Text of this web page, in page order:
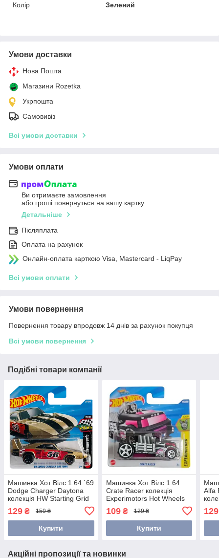
Колір
Зелений
Умови доставки
Нова Пошта
Магазини Rozetka
Укрпошта
Самовивіз
Всі умови доставки
Умови оплати
Ви отримаєте замовлення
або гроші повернуться на вашу картку
Детальніше
Післяплата
Оплата на рахунок
Онлайн-оплата карткою Visa, Mastercard - LiqPay
Всі умови оплати
Умови повернення
Повернення товару впродовж 14 днів за рахунок покупця
Всі умови повернення
Подібні товари компанії
Машинка Хот Вілс 1:64 `69
Dodge Charger Daytona
колекція HW Starting Grid
Hot Wheels Mattel JJH97
129 ₴ 159 ₴
Купити
Машинка Хот Вілс 1:64
Crate Racer колекція
Experimotors Hot Wheels
109₴ 129 ₴
Купити
Alfa
129
Акційні пропозиції та новинки